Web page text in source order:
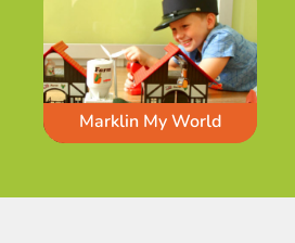
Marklin My World